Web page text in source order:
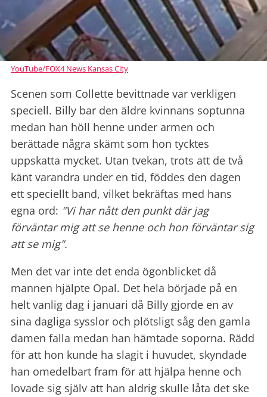
YouTube/FOX4 News Kansas City
Scenen som Collette bevittnade var verkligen
speciell. Billy bar den äldre kvinnans soptunna
medan han höll henne under armen och
berättade några skämt som hon tycktes
uppskatta mycket. Utan tvekan, trots att de två
känt varandra under en tid, föddes den dagen
ett speciellt band, vilket bekräftas med hans
egna ord: "Vi har nått den punkt där jag
förväntar mig att se henne och hon förväntar sig
att se mig".
Men det var inte det enda ögonblicket då
mannen hjälpte Opal. Det hela började på en
helt vanlig dag i januari då Billy gjorde en av
sina dagliga sysslor och plötsligt såg den gamla
damen falla medan han hämtade soporna. Rädd
för att hon kunde ha slagit i huvudet, skyndade
han omedelbart fram för att hjälpa henne och
lovade sig själv att han aldrig skulle låta det ske